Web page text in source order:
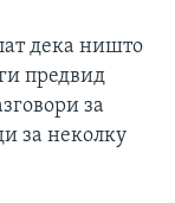
дека ништо
предвид
за
за неколку